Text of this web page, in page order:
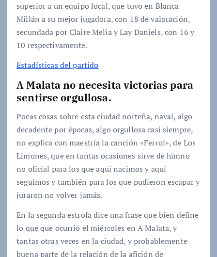
superior a un equipo local, que tuvo en Blanca
Millán a su mejor jugadora, con 18 de valoración,
secundada por Claire Melia y Lay Daniels, con 16 y
10 respectivamente.
Estadísticas del partido
A Malata no necesita victorias para
sentirse orgullosa.
Pocas cosas sobre esta ciudad norteña, naval, algo
decadente por épocas, algo orgullosa casi siempre,
no explica con maestría la canción «Ferrol», de Los
Limones, que en tantas ocasiones sirve de himno
no oficial para los que aquí nacimos y aquí
seguimos y también para los que pudieron escapar y
juraron no volver jamás.
En la segunda estrofa dice una frase que bien define
lo que que ocurrió el miércoles en A Malata, y
tantas otras veces en la ciudad, y probablemente
buena parte de la relación de la afición de